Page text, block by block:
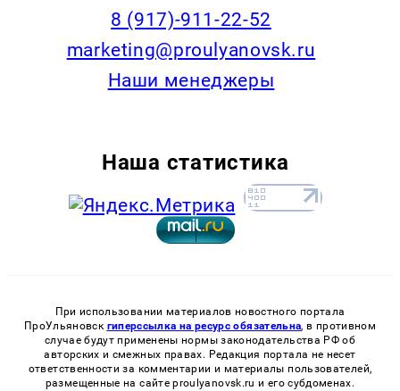
8 (917)-911-22-52
marketing@proulyanovsk.ru
Наши менеджеры
Наша статистика
При использовании материалов новостного портала
ПроУльяновск гиперссылка на ресурс обязательна, в противном
случае будут применены нормы законодательства РФ об
авторских и смежных правах. Редакция портала не несет
ответственности за комментарии и материалы пользователей,
размещенные на сайте proulyanovsk.ru и его субдоменах.